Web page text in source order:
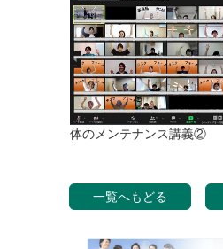
体のメンテナンス講義②
一覧へもどる